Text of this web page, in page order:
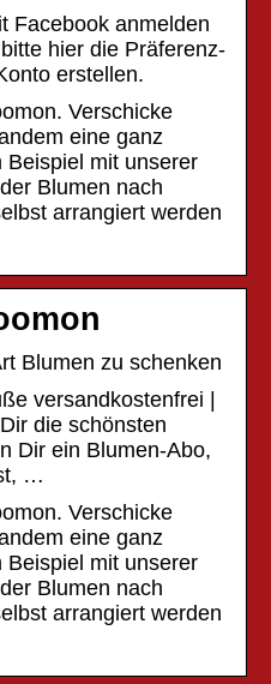
Facebook anmelden
hier die Präferenz-
erstellen.
Verschicke
eine ganz
Beispiel mit unserer
Blumen nach
arrangiert werden
Blumen zu schenken
versandkostenfrei |
die schönsten
Dir ein Blumen-Abo,
…
Verschicke
eine ganz
Beispiel mit unserer
Blumen nach
arrangiert werden